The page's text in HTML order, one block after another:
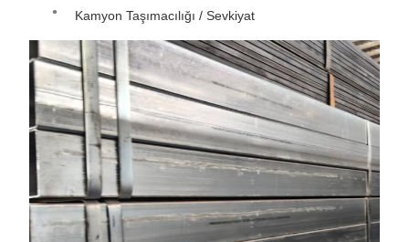
Kamyon Taşımacılığı / Sevkiyat